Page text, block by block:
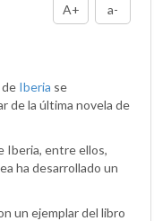
A+ a-
Iberia se
de la última novela de
Iberia, entre ellos,
ha desarrollado un
un ejemplar del libro